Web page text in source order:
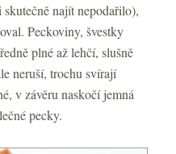
najít nepodařilo),
Peckoviny, švestky
plné až lehčí, slušně
neruší, trochu svírají
v závěru naskočí jemná
pecky.